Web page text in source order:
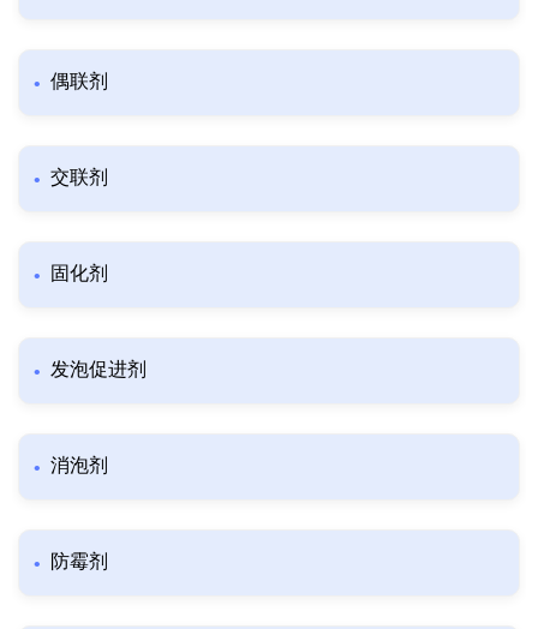
偶联剂
交联剂
固化剂
发泡促进剂
消泡剂
防霉剂